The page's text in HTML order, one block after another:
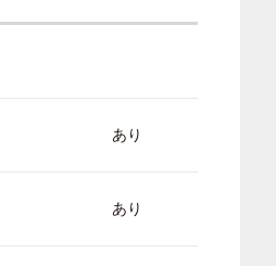
あり
あり